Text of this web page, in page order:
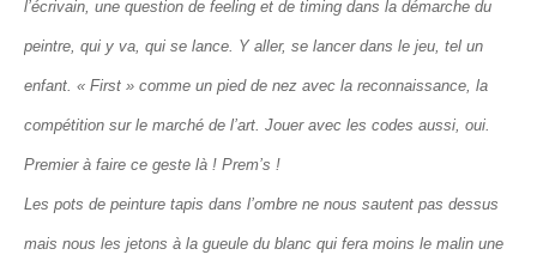
l’écrivain, une question de feeling et de timing dans la démarche du
peintre, qui y va, qui se lance. Y aller, se lancer dans le jeu, tel un
enfant. « First » comme un pied de nez avec la reconnaissance, la
compétition sur le marché de l’art. Jouer avec les codes aussi, oui.
Premier à faire ce geste là ! Prem’s !
Les pots de peinture tapis dans l’ombre ne nous sautent pas dessus
mais nous les jetons à la gueule du blanc qui fera moins le malin une